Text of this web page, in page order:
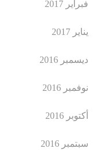
فبراير 2017
يناير 2017
ديسمبر 2016
نوفمبر 2016
أكتوبر 2016
سبتمبر 2016